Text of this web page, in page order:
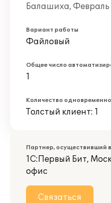
Балашиха, Февраль
Вариант работы
Файловый
Общее число
1
Количество
Толстый клиент: 1
Партнер, осуществивший
1С:Первый Бит,
офис
Связаться